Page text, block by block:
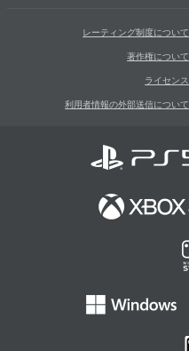
レーティング制度について
著作権について
ライセンス
利用者情報の外部送信について